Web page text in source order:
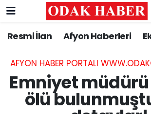
Resmi İlan Afyon Haberleri
AFYON HABER PORTALI
Emniyet
ölü
AFYONKARAHİSAR
Resmi İlan
ASAYİŞ
Nöbetçi Eczaneler
Hava Durumu
Trafik Durumu
Süper Lig Puan Durumu ve